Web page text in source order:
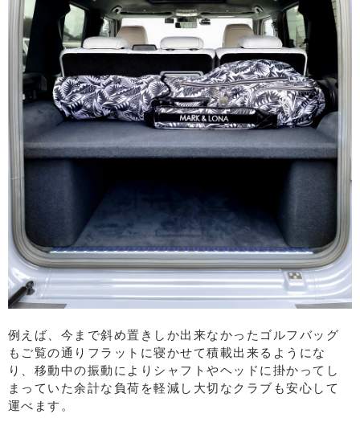
例えば、今まで斜め置きしか出来なかったゴルフバッグ
もご覧の通りフラットに寝かせて積載出来るようにな
り、移動中の振動によりシャフトやヘッドに掛かってし
まっていた余計な負荷を軽減し大切なクラブも安心して
運べます。